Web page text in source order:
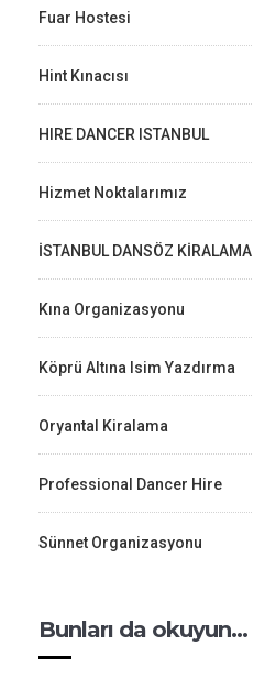
Fuar Hostesi
Hint Kınacısı
HIRE DANCER ISTANBUL
Hizmet Noktalarımız
İSTANBUL DANSÖZ KİRALAMA
Kına Organizasyonu
Köprü Altına Isim Yazdırma
Oryantal Kiralama
Professional Dancer Hire
Sünnet Organizasyonu
Bunları da okuyun…